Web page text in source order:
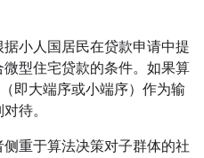
小人国居民在贷款申请中提
型住宅贷款的条件。如果算
即大端序或小端序）作为输
待。
重于算法决策对子群体的社